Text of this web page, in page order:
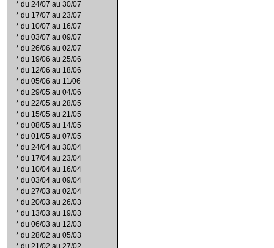
* du 24/07 au 30/07
* du 17/07 au 23/07
* du 10/07 au 16/07
* du 03/07 au 09/07
* du 26/06 au 02/07
* du 19/06 au 25/06
* du 12/06 au 18/06
* du 05/06 au 11/06
* du 29/05 au 04/06
* du 22/05 au 28/05
* du 15/05 au 21/05
* du 08/05 au 14/05
* du 01/05 au 07/05
* du 24/04 au 30/04
* du 17/04 au 23/04
* du 10/04 au 16/04
* du 03/04 au 09/04
* du 27/03 au 02/04
* du 20/03 au 26/03
* du 13/03 au 19/03
* du 06/03 au 12/03
* du 28/02 au 05/03
* du 21/02 au 27/02